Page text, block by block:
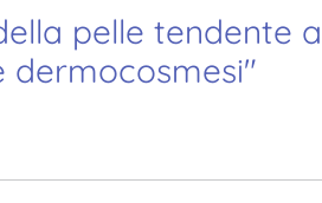
pelle tendente a
dermocosmesi"